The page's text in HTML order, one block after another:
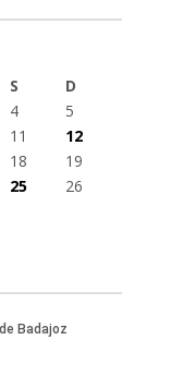
S
D
4
5
11
12
18
19
25
26